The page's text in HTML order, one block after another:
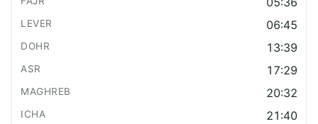
06:45
13:39
17:29
20:32
21:40